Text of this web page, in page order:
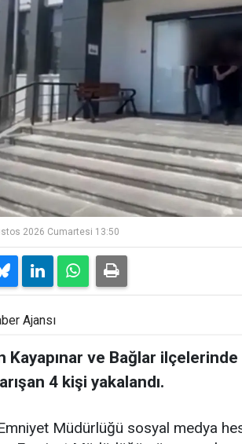
2026 Cumartesi 13:50
Ajansı
Kayapınar ve Bağlar
4 kişi yakalandı.
Müdürlüğü sosyal medya